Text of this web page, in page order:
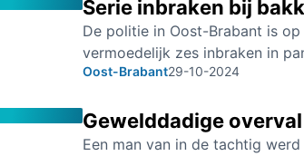
Serie inbraken bij
De politie in Oost-Brabant is
vermoedelijk zes inbraken in
Oost-Brabant29-10-2024
Gewelddadige
Een man van in de tachtig